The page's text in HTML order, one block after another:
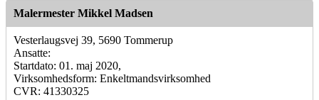
Malermester Mikkel Madsen
Vesterlaugsvej 39, 5690 Tommerup
Ansatte:
Startdato: 01. maj 2020,
Virksomhedsform: Enkeltmandsvirksomhed
CVR: 41330325